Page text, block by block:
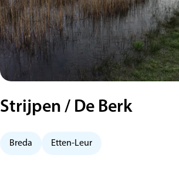
Strijpen / De Berk
Breda Etten-Leur